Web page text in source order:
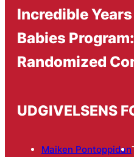
Incredible
Babies
Randomized
UDGIVELSENS
Maiken Pontoppidan